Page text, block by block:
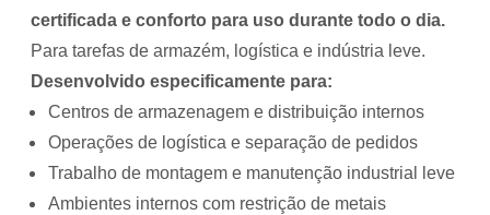
certificada e conforto para uso durante todo o dia.
Para tarefas de armazém, logística e indústria leve.
Desenvolvido especificamente para:
Centros de armazenagem e distribuição internos
Operações de logística e separação de pedidos
Trabalho de montagem e manutenção industrial leve
Ambientes internos com restrição de metais